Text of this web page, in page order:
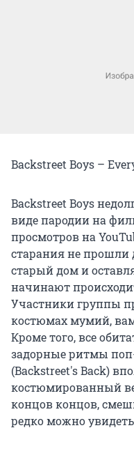
Backstreet Boys –
Backstreet Boys
виде пародии на
просмотров на
старания не прошли
старый дом и
начинают
Участники группы
костюмах мумий,
Кроме того, все
задорные ритмы
(Backstreet's Back)
костюмированный
концов концов,
редко можно